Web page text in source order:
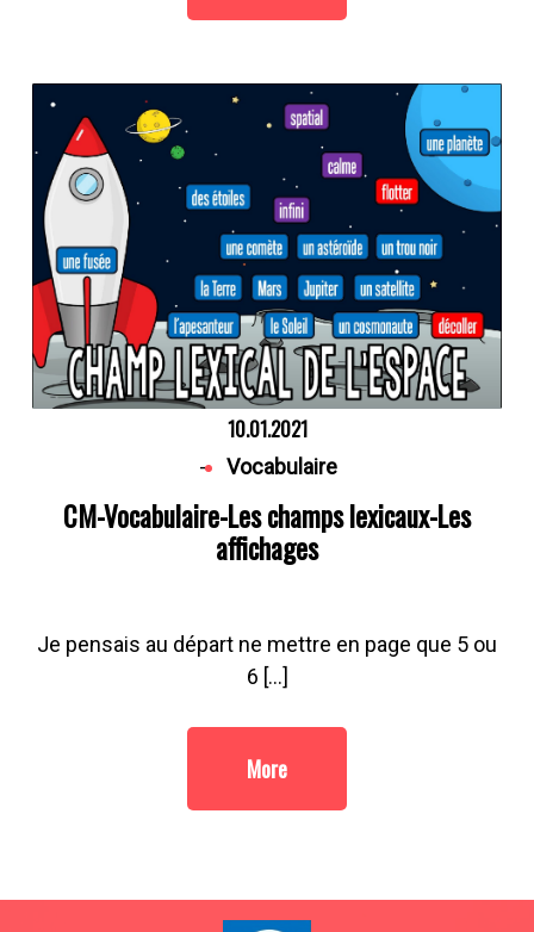
10.01.2021
- Vocabulaire
CM-Vocabulaire-Les champs lexicaux-Les
affichages
Je pensais au départ ne mettre en page que 5 ou
6 […]
More